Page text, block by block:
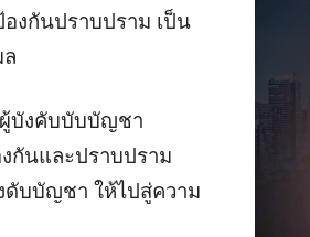
งกันปราบปราม เป็น
บังคับบับบัญชา
กันและปราบปราม
ดับบัญชา ให้ไปสู่ความ